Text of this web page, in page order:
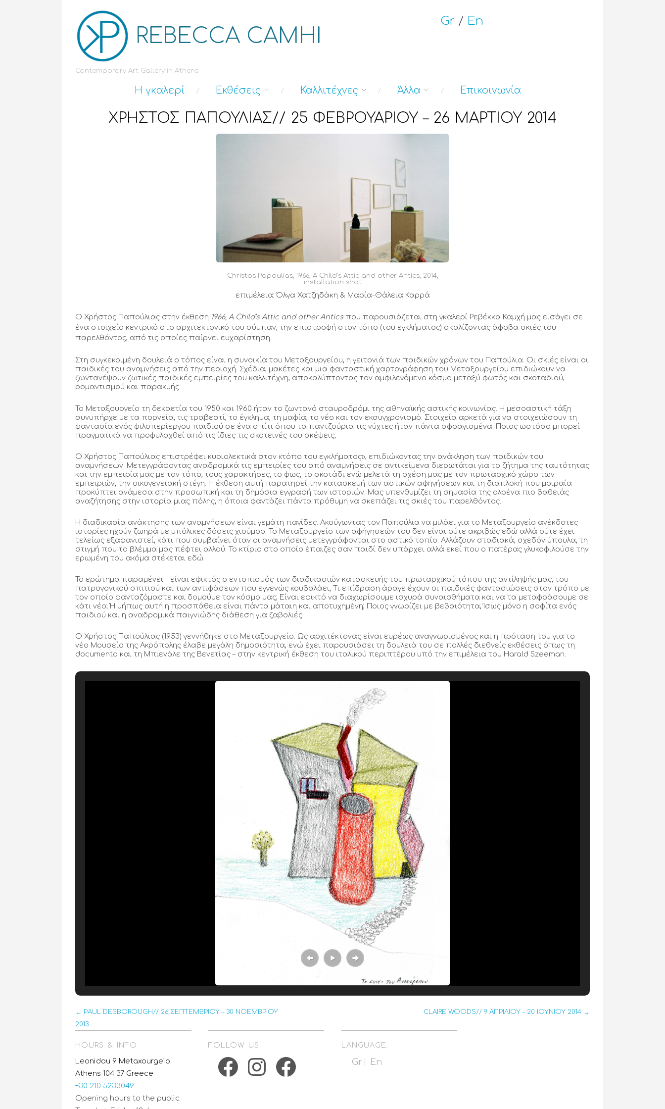
REBECCA CAMHI
Contemporary Art Gallery in Athens
Gr / En
Η γκαλερί Εκθέσεις Καλλιτέχνες Άλλα Επικοινωνία
ΧΡΗΣΤΟΣ ΠΑΠΟΥΛΙΑΣ// 25 ΦΕΒΡΟΥΑΡΙΟΥ – 26 ΜΑΡΤΙΟΥ 2014
Christos Papoulias, 1966, A Child’s Attic and other Antics, 2014,
installation shot
επιμέλεια: Όλγα Χατζηδάκη & Μαρία-Θάλεια Καρρά
Ο Χρήστος Παπούλιας στην έκθεση 1966, A Child’s Attic and other Anticsπου παρουσιάζεται στη γκαλερί Ρεβέκκα Καμχή μας εισάγει σε
ένα στοιχείο κεντρικό στο αρχιτεκτονικό του σύμπαν, την επιστροφή στον τόπο (του εγκλήματος) σκαλίζοντας άφοβα σκιές του
παρελθόντος, από τις οποίες παίρνει ευχαρίστηση.
Στη συγκεκριμένη δουλειά ο τόπος είναι η συνοικία του Μεταξουργείου, η γειτονιά των παιδικών χρόνων του Παπούλια. Οι σκιές είναι οι
παιδικές του αναμνήσεις από την περιοχή. Σχέδια, μακέτες και μια φανταστική χαρτογράφηση του Μεταξουργείου επιδιώκουν να
ζωντανέψουν ζωτικές παιδικές εμπειρίες του καλλιτέχνη, αποκαλύπτοντας τον αμφιλεγόμενο κόσμο μεταξύ φωτός και σκοταδιού,
ρομαντισμού και παρακμής.
Το Μεταξουργείο τη δεκαετία του 1950 και 1960 ήταν το ζωντανό σταυροδρόμι της αθηναϊκής αστικής κοινωνίας. Η μεσοαστική τάξη
συνυπήρχε με τα πορνεία, τις τραβεστί, το έγκλημα, τη μαφία, το νέο και τον εκσυγχρονισμό. Στοιχεία αρκετά για να στοιχειώσουν τη
φαντασία ενός φιλοπερίεργου παιδιού σε ένα σπίτι όπου τα παντζούρια τις νύχτες ήταν πάντα σφραγισμένα. Ποιος ωστόσο μπορεί
πραγματικά να προφυλαχθεί από τις ίδιες τις σκοτεινές του σκέψεις;
Ο Χρήστος Παπούλιας επιστρέφει κυριολεκτικά στον «τόπο του εγκλήματος», επιδιώκοντας την ανάκληση των παιδικών του
αναμνήσεων. Μετεγγράφοντας αναδρομικά τις εμπειρίες του από αναμνήσεις σε αντικείμενα διερωτάται για το ζήτημα της ταυτότητας
και την εμπειρία μας με τον τόπο, τους χαρακτήρες, το φως, το σκοτάδι ενώ μελετά τη σχέση μας με τον πρωταρχικό χώρο των
εμπειριών, την οικογενειακή στέγη. Η έκθεση αυτή παρατηρεί την κατασκευή των αστικών αφηγήσεων και τη διαπλοκή που μοιραία
προκύπτει ανάμεσα στην προσωπική και τη δημόσια εγγραφή των ιστοριών. Μας υπενθυμίζει τη σημασία της ολοένα πιο βαθειάς
αναζήτησης στην ιστορία μιας πόλης, η όποια φαντάζει πάντα πρόθυμη να σκεπάζει τις σκιές του παρελθόντος.
Η διαδικασία ανάκτησης των αναμνήσεων είναι γεμάτη παγίδες. Ακούγωντας τον Παπούλια να μιλάει για το Μεταξουργείο ανέκδοτες
ιστορίες ηχούν ζωηρά με μπόλικες δόσεις χιούμορ. Το Μεταξουργείο των αφήγησεών του δεν είναι ούτε ακριβώς εδώ αλλά ούτε έχει
τελείως εξαφανιστεί, κάτι που συμβαίνει όταν οι αναμνήσεις μετεγγράφονται στο αστικό τοπίο. Αλλάζουν σταδιακά, σχεδόν ύπουλα, τη
στιγμή που το βλέμμα μας πέφτει αλλού. Το κτίριο στο οποίο έπαιζες σαν παιδί δεν υπάρχει αλλά εκεί που ο πατέρας γλυκοφιλούσε την
ερωμένη του ακόμα στέκεται εδώ.
Το ερώτημα παραμένει – είναι εφικτός ο εντοπισμός των διαδικασιών κατασκευής του πρωταρχικού τόπου της αντίληψής μας, του
πατρογονικού σπιτιού και των αντιφάσεων που εγγενώς κουβαλάει; Τι επίδραση άραγε έχουν οι παιδικές φαντασιώσεις στον τρόπο με
τον οποίο φανταζόμαστε και δομούμε τον κόσμο μας; Είναι εφικτό να διαχωρίσουμε ισχυρά συναισθήματα και να τα μεταφράσουμε σε
κάτι νέο; Ή μήπως αυτή η προσπάθεια είναι πάντα μάταιη και αποτυχημένη; Ποιος γνωρίζει με βεβαιότητα; Ίσως μόνο η σοφίτα ενός
παιδιού και η αναδρομικά παιγνιώδης διάθεση για ζαβολιές.
Ο Χρήστος Παπούλιας (1953) γεννήθηκε στο Μεταξουργείο. Ως αρχιτέκτονας είναι ευρέως αναγνωρισμένος και η πρόταση του για το
νέο Μουσείο της Ακρόπολης έλαβε μεγάλη δημοσιότητα, ενώ έχει παρουσιάσει τη δουλειά του σε πολλές διεθνείς εκθέσεις όπως τη
documenta και τη Μπιενάλε της Βενετίας – στην κεντρική έκθεση του ιταλικού περιπτέρου υπό την επιμέλεια του Harald Szeeman.
← PAUL DESBOROUGH// 26 ΣEΠΤΕΜΒΡΙΟΥ – 30 ΝΟΕΜΒΡΙΟΥ
2013
CLAIRE WOODS// 9 ΑΠΡΙΛΙΟΥ – 20 ΙΟΥΝΙΟΥ 2014 →
HOURS & INFO
Leonidou 9 Metaxourgeio
Athens 104 37 Greece
+30 210 5233049
Opening hours to the public:
FOLLOW US
FacebookInstagramFacebook
LANGUAGE:
Gr En